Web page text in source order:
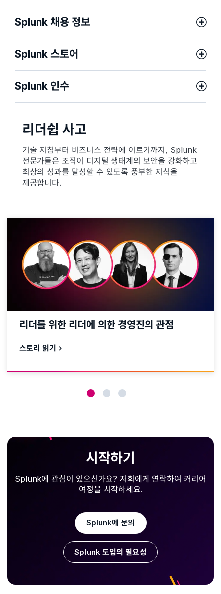
Splunk 채용 정보
Splunk 스토어
Splunk 인수
리더쉽 사고
기술 지침부터 비즈니스 전략에 이르기까지, Splunk
전문가들은 조직이 디지털 생태계의 보안을 강화하고
최상의 성과를 달성할 수 있도록 풍부한 지식을
제공합니다.
리더를 위한 리더에 의한 경영진의 관점
스토리 읽기
시작하기
Splunk에 관심이 있으신가요? 저희에게 연락하여 커리어
여정을 시작하세요.
Splunk에 문의
Splunk 도입의 필요성